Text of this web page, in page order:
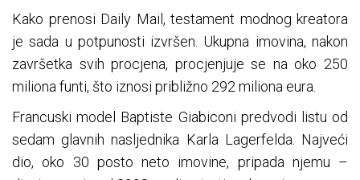
Kako prenosi Daily Mail, testament modnog kreatora
je sada u potpunosti izvršen. Ukupna imovina, nakon
završetka svih procjena, procjenjuje se na oko 250
miliona funti, što iznosi približno 292 miliona eura.
Francuski model Baptiste Giabiconi predvodi listu od
sedam glavnih nasljednika Karla Lagerfelda. Najveći
dio, oko 30 posto neto imovine, pripada njemu –